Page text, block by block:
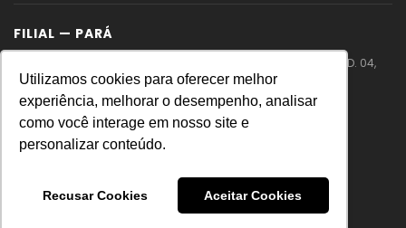
Utilizamos cookies para oferecer melhor
experiência, melhorar o desempenho, analisar
como você interage em nosso site e
personalizar conteúdo.
Recusar Cookies Aceitar Cookies
FILIAL — PARÁ
PA 275 – Rodovia Faisal Salmen – Cidade Jardim – QD. 04,
LT.11 – Parauapebas – PA
+55 (31) 99219-0086